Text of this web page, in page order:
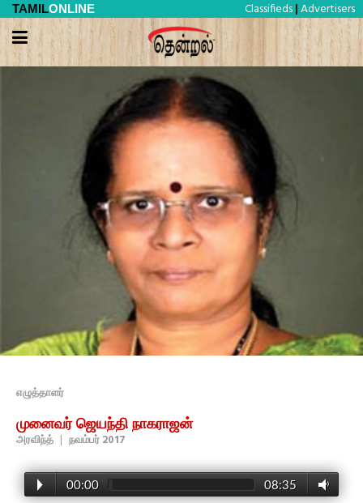
TAMILONLINE Classifieds | Advertisers
எழுத்தாளர்
முனைவர் ஜெயந்தி நாகராஜன்
அரவிந்த் | நவம்பர் 2017
00:00 08:35